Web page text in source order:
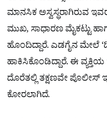
ಮಾನಸಿಕ ಅಸ್ವಸ್ಥರಾಗಿರುವ
ಮುಖ, ಸಾಧಾರಣ ಮೈಕಟ್ಟು
ಹೊಂದಿದ್ದಾರೆ. ಎಡಗೈನ ಮೇಲೆ
ಹಾಕಿಸಿಕೊಂಡಿದ್ದಾರೆ. ಈ
ದೊರೆತಲ್ಲಿ ತಕ್ಷಣವೇ ಪೊಲೀಸ್
ಕೋರಲಾಗಿದೆ.